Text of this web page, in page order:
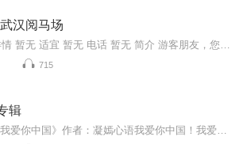
汉阅马场
715
辑